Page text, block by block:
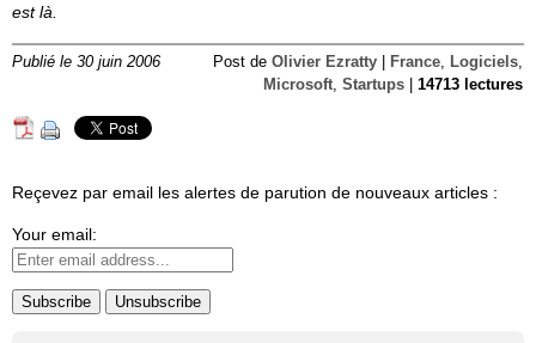
est là.
Publié le 30 juin 2006 Post de Olivier Ezratty France, Logiciels,
Microsoft, Startups 14713 lectures
Reçevez par email les alertes de parution de nouveaux articles :
Your email: